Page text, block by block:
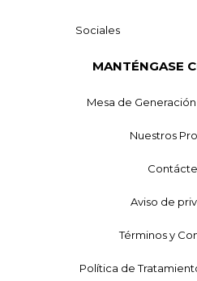
Sociales
MANTÉNGASE
Mesa de
Nuestros
Aviso de
Términos y
Política de